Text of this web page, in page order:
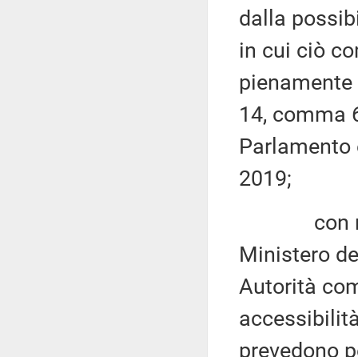
dalla
in cui ciò
14, comma
Parlamento
2019;
con
Ministero
Autorità
prevedono